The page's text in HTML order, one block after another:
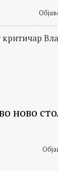
ново